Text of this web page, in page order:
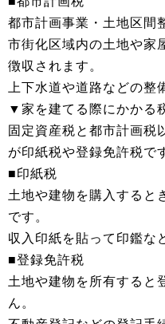
都市計画事業・土地区間
市街化区域内の土地や家
徴収されます。
上下水道や道路などの整
▼家を建てる際にかかる
固定資産税と都市計画税
が印紙税や登録免許税で
■印紙税
土地や建物を購入すると
です。
収入印紙を貼って印鑑な
■登録免許税
土地や建物を所有すると
ん。